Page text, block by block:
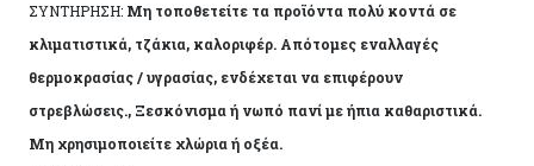
ΣΥΝΤΗΡΗΣΗ: Μη τοποθετείτε τα προϊόντα πολύ κοντά σε
κλιματιστικά, τζάκια, καλοριφέρ. Απότομες εναλλαγές
θερμοκρασίας / υγρασίας, ενδέχεται να επιφέρουν
στρεβλώσεις., Ξεσκόνισμα ή νωπό πανί με ήπια καθαριστικά.
Μη χρησιμοποιείτε χλώρια ή οξέα.